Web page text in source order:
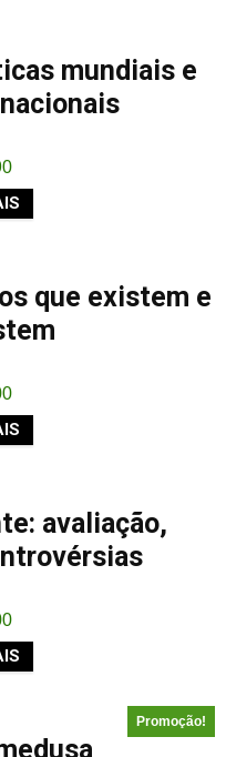
mundiais e
que existem e
avaliação,
Promoção!